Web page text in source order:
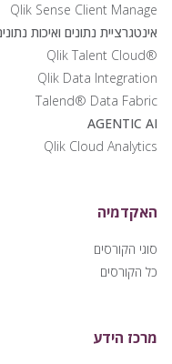
Qlik Sense Client Manage
אינטגרציית נתונים ואיכות
®Qlik Talent Cloud
Qlik Data Integration
Talend® Data Fabric
AGENTIC AI
Qlik Cloud Analytics
האקדמיה
סוגי הקורסים
כל הקורסים
מרכז הידע